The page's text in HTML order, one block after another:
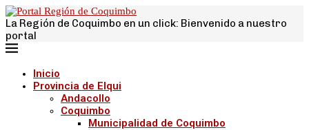
La Región de Coquimbo en un click: Bienvenido a nuestro
portal
Inicio
Provincia de Elqui
Andacollo
Coquimbo
Municipalidad de Coquimbo